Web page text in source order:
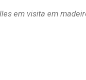
em visita em